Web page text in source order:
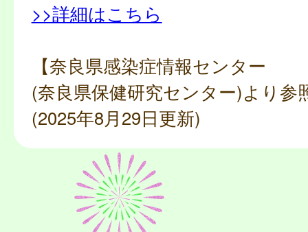
>>詳細はこちら
【奈良県感染症情報センター
(奈良県保健研究センター)より参
(2025年8月29日更新)